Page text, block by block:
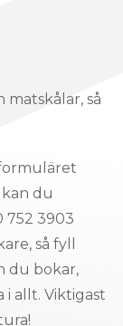
matskålar, så
du
752 3903
så fyll
du bokar,
allt. Viktigast